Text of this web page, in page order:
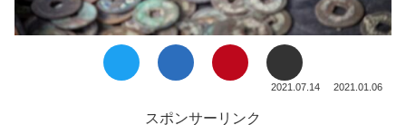
2021.07.14 2021.01.06
スポンサーリンク